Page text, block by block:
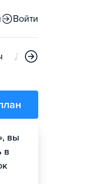
Войти
Дни открытых
вы
в